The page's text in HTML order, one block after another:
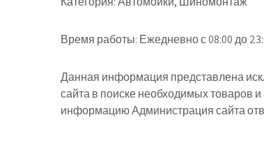
Время работы: Ежедневно с 08:00 до
Данная информация представлена
сайта в поиске необходимых товаров
информацию Администрация сайта